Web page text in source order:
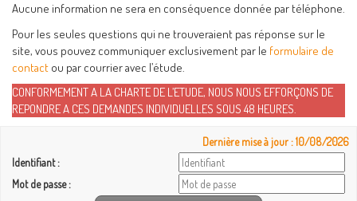
Aucune information ne sera en conséquence donnée par téléphone.
Pour les seules questions qui ne trouveraient pas réponse sur le
site, vous pouvez communiquer exclusivement par le formulaire de
contact ou par courrier avec l’étude.
CONFORMEMENT A LA CHARTE DE L’ETUDE, NOUS NOUS EFFORÇONS DE
REPONDRE A CES DEMANDES INDIVIDUELLES SOUS 48 HEURES.
Dernière mise à jour : 10/08/2026
Identifiant :
Mot de passe :